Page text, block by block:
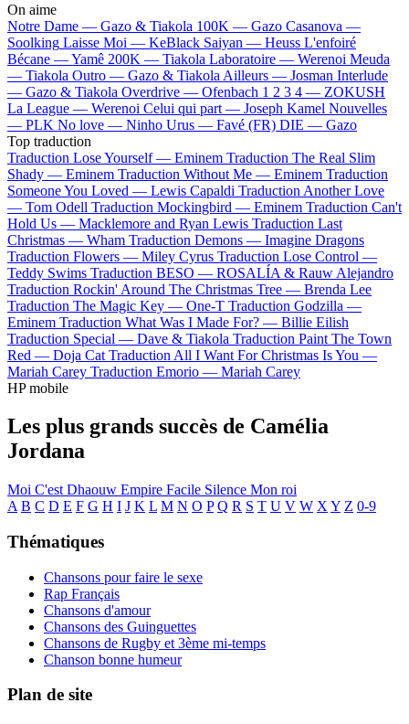
On aime
Notre Dame — Gazo & Tiakola 100K — Gazo Casanova —
Soolking Laisse Moi — KeBlack Saiyan — Heuss L'enfoiré
Bécane —Yamê 200K — Tiakola Laboratoire — Werenoi Meuda
— Tiakola Outro — Gazo & Tiakola Ailleurs — Josman Interlude
— Gazo & Tiakola Overdrive — Ofenbach 1 2 3 4 — ZOKUSH
La League — Werenoi Celui qui part — Joseph Kamel Nouvelles
— PLK No love — Ninho Urus — Favé (FR) DIE — Gazo
Top traduction
Traduction Lose Yourself — Eminem Traduction The Real Slim
Shady — Eminem Traduction Without Me — Eminem Traduction
Someone You Loved — Lewis Capaldi Traduction Another Love
— Tom Odell Traduction Mockingbird — Eminem Traduction Can't
Hold Us — Macklemore and Ryan Lewis Traduction Last
Christmas — Wham Traduction Demons — Imagine Dragons
Traduction Flowers — Miley Cyrus Traduction Lose Control —
Teddy Swims Traduction BESO — ROSALÍA & Rauw Alejandro
Traduction Rockin' Around The Christmas Tree — Brenda Lee
Traduction The Magic Key — One-T Traduction Godzilla —
Eminem Traduction What Was I Made For? — Billie Eilish
Traduction Special — Dave & Tiakola Traduction Paint The Town
Red — Doja Cat Traduction All I Want For Christmas Is You —
Mariah Carey Traduction Emorio — Mariah Carey
HP mobile
Les plus grands succès de Camélia
Jordana
Moi C'est Dhaouw Empire Facile Silence Mon roi
A B C D E F G H I J K L M N O P Q R S T U V W X Y Z 0-9
Thématiques
Chansons pour faire le sexe
Rap Français
Chansons d'amour
Chansons des Guinguettes
Chansons de Rugby et 3ème mi-temps
Chanson bonne humeur
Plan de site